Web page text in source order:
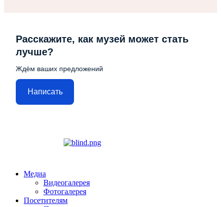
Расскажите, как музей может стать
лучше?
Ждём ваших предложений
Написать
Медиа
Видеогалерея
Фотогалерея
Посетителям